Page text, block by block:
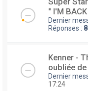
" I'M BACK
Dernier
Réponses :
Kenner -
oubliée
Dernier
17:24